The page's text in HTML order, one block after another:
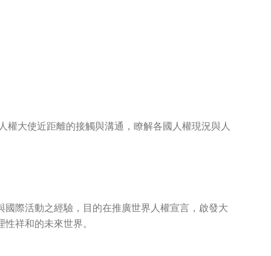
大使近距離的接觸與溝通，瞭解各國人權現況與人
際活動之經驗，目的在推廣世界人權宣言，啟發大
祥和的未來世界。